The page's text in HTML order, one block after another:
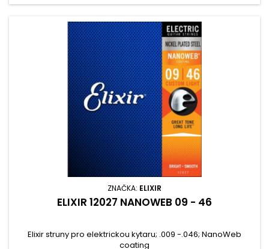
ZNAČKA: ELIXIR
ELIXIR 12027 NANOWEB 09 - 46
Elixir struny pro elektrickou kytaru; .009 -.046; NanoWeb
coating